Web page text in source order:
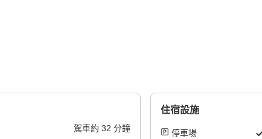
駕車約 32 分鐘
住宿設施
停車場